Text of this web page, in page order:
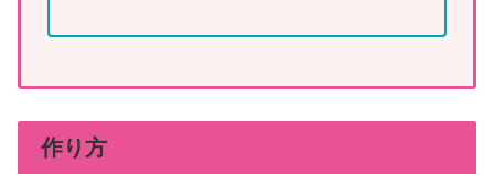
作り方